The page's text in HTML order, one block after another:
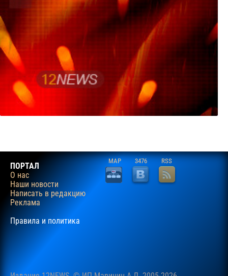
ПОРТАЛ
О нас
Наши новости
Написать в редакцию
Реклама
Правила и политика
MAP 3476 RSS